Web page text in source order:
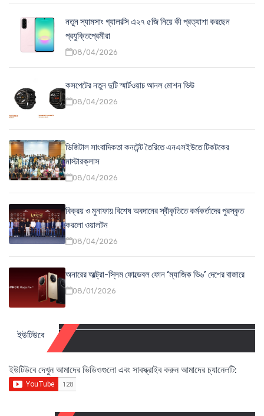
নতুন স্যামসাং গ্যালাক্সি এ২৭ ৫জি নিয়ে কী প্রত্যাশা করছেন
প্রযুক্তিপ্রেমীরা
08/04/2026
কসপেটের নতুন দুটি স্মার্টওয়াচ আনল মোশন ভিউ
08/04/2026
ডিজিটাল সাংবাদিকতা কনটেন্ট তৈরিতে এনএসইউতে টিকটকের
মাস্টারক্লাস
08/04/2026
বিক্রয় ও মুনাফায় বিশেষ অবদানের স্বীকৃতিতে কর্মকর্তাদের পুরস্কৃত
করলো ওয়ালটন
08/04/2026
অনারের আল্ট্রা-স্লিম ফোল্ডেবল ফোন ‘ম্যাজিক ভি৬’ দেশের বাজারে
08/01/2026
ইউটিউবে
ইউটিউবে দেখুন আমাদের ভিডিওগুলো এবং সাবস্ক্রাইব করুন আমাদের চ্যানেলটি: